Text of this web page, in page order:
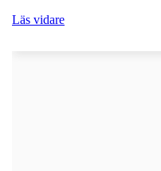
Läs vidare